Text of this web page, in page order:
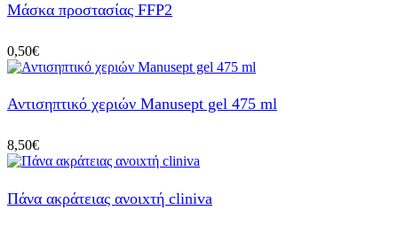
Μάσκα προστασίας FFP2
0,50€
Αντισηπτικό χεριών Manusept gel 475 ml
8,50€
Πάνα ακράτειας ανοιxτή cliniva